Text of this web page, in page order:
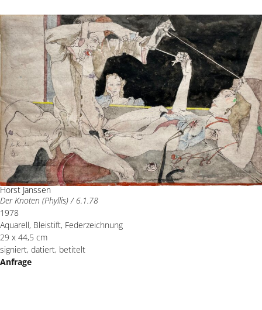
Horst Janssen
Der Knoten (Phyllis) / 6.1.78
1978
Aquarell, Bleistift, Federzeichnung
29 x 44,5 cm
signiert, datiert, betitelt
Anfrage